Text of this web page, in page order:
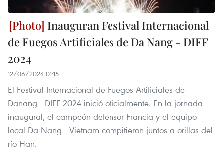
Inauguran Festival Internacional
de Fuegos Artificiales de Da Nang - DIFF
2024
12/06/2024 01:15
El Festival Internacional de Fuegos Artificiales de
Danang - DIFF 2024 inició oficialmente. En la jornada
inaugural, el campeón defensor Francia y el equipo
local Da Nang - Vietnam compitieron juntos a orillas del
río Han.